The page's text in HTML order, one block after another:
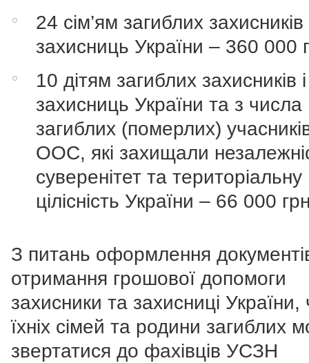
24 сім’ям загиблих
захисниць України – 360 000
10 дітям загиблих захисників і
захисниць України та з числа
загиблих (померлих)
ООС, які захищали
суверенітет та територіальну
цілісність України – 66 000
З питань оформлення
отримання грошової допомоги
захисники та захисниці України,
їхніх сімей та родини загиблих
звертатися до фахівців УСЗН